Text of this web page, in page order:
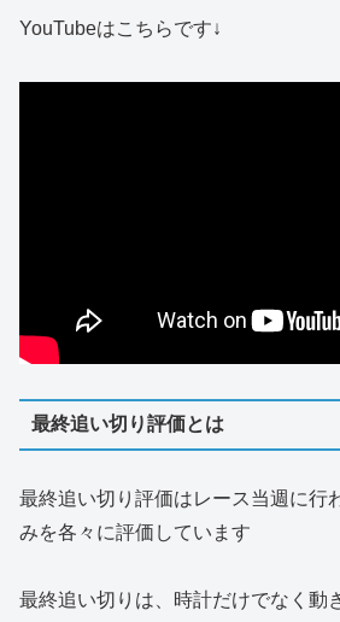
YouTubeはこちらです↓
最終追い切り評価とは
最終追い切り評価はレース当週に行
みを各々に評価しています
最終追い切りは、時計だけでなく動